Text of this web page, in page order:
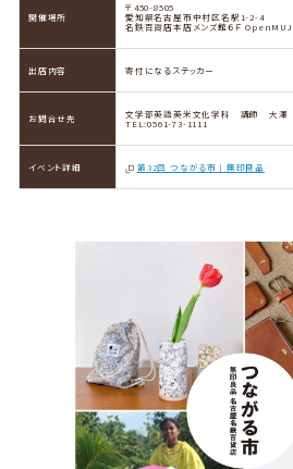
開催場所
〒450-8505
愛知県名古屋市中村区名駅1-2-4
名鉄百貨店本店メンズ館６Ｆ
出店内容 寄付になるステッカー
お問合せ先
文学部英語英米文化学科 講師 大澤
TEL:0561-73-1111
イベント詳細 第32回 つながる市｜無印良品